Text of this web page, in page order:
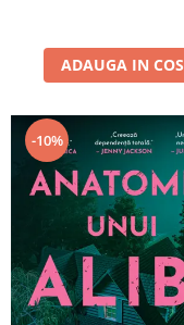
ADAUGA IN COS
-10%